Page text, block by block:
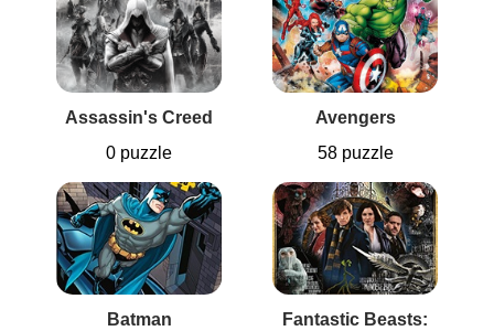
Assassin's Creed
0 puzzle
Avengers
58 puzzle
Batman
Fantastic Beasts: